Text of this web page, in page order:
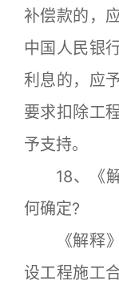
补偿款的，
中国人民银
利息的，应
要求扣除工
予支持。
18、《解
何确定?
《解释》
设工程施工